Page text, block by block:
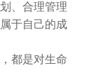
、合理管理
于自己的成
都是对生命